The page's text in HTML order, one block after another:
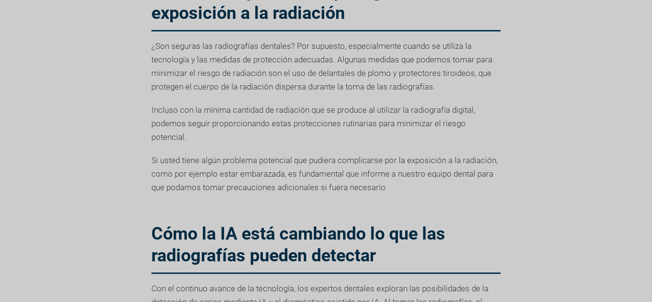
exposición a la radiación
¿Son seguras las radiografías dentales? Por supuesto, especialmente cuando se utiliza la
tecnología y las medidas de protección adecuadas. Algunas medidas que podemos tomar para
minimizar el riesgo de radiación son el uso de delantales de plomo y protectores tiroideos, que
protegen el cuerpo de la radiación dispersa durante la toma de las radiografías.
Incluso con la mínima cantidad de radiación que se produce al utilizar la radiografía digital,
podemos seguir proporcionando estas protecciones rutinarias para minimizar el riesgo
potencial.
Si usted tiene algún problema potencial que pudiera complicarse por la exposición a la radiación,
como por ejemplo estar embarazada, es fundamental que informe a nuestro equipo dental para
que podamos tomar precauciones adicionales si fuera necesario.
Cómo la IA está cambiando lo que las
radiografías pueden detectar
Con el continuo avance de la tecnología, los expertos dentales exploran las posibilidades de la